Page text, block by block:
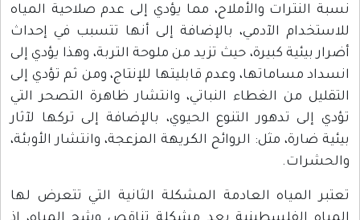
نسبة النترات والأملاح، مما يؤدي إلى عدم صلاحية المياه
للاستخدام الآدمي، بالإضافة إلى أنها تتسبب في إحداث
أضرار بيئية كبيرة، حيث تزيد من ملوحة التربة، وهذا يؤدي إلى
انسداد مساماتها، وعدم قابليتها للإنتاج، ومن ثم تؤدي إلى
التقليل من الغطاء النباتي، وانتشار ظاهرة التصحر التي
تؤدي إلى تدهور التنوع الحيوي، بالإضافة إلى تركها لآثار
بيئية ضارة، مثل: الروائح الكريهة المزعجة، وانتشار الأوبئة،
والحشرات.
تعتبر المياه العادمة المشكلة الثانية التي تتعرض لها